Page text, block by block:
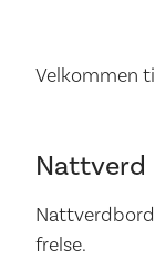
Velkommen
Nattverd
frelse.